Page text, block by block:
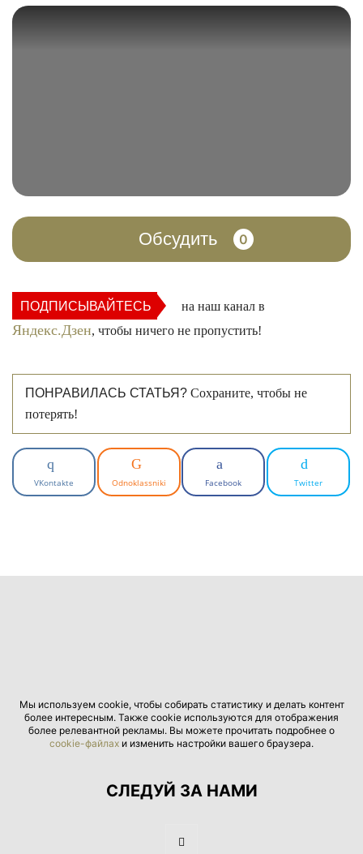
Обсудить 0
ПОДПИСЫВАЙТЕСЬ на наш канал в
Яндекс.Дзен, чтобы ничего не пропустить!
ПОНРАВИЛАСЬ СТАТЬЯ? Сохраните, чтобы не
потерять!
VKontakte Odnoklassniki Facebook Twitter
Мы используем cookie, чтобы собирать статистику и делать контент
более интересным. Также cookie используются для отображения
более релевантной рекламы. Вы можете прочитать подробнее о
cookie-файлах и изменить настройки вашего браузера.
СЛЕДУЙ ЗА НАМИ